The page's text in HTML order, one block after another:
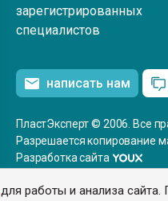
для работы и анализа
зарегистрированных
специалистов
написать нам
ПластЭксперт © 2006. Все
Разрешается копирование
Разработка сайта